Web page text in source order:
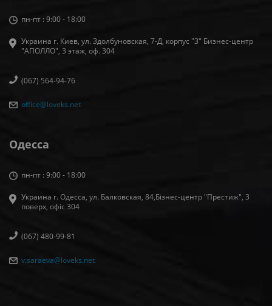
пн-пт : 9:00 - 18:00
Украина г. Киев, ул. Здолбуновская, 7-Д, корпус "З" Бизнес-центр
"АПОЛЛО", 3 этаж, оф. 304
(067) 564-94-76
office@loveks.net
Одесса
пн-пт : 9:00 - 18:00
Украина г. Одесса, ул. Балковская, 84,Бізнес-центр "Престиж", 3
поверх, офіс 304
(067) 480-99-81
v.saraeva@loveks.net